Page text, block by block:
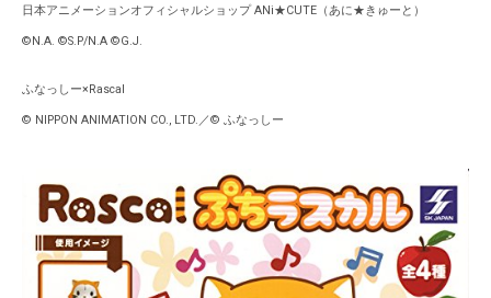
日本アニメーションオフィシャルショップ ANi★CUTE（あに★きゅーと）
©N.A. ©S.P/N.A ©G.J.
ふなっしー×Rascal
© NIPPON ANIMATION CO., LTD.／© ふなっしー